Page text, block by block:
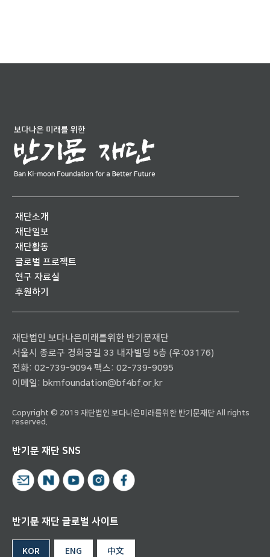
재단소개
재단일보
재단활동
글로벌 프로젝트
연구 자료실
후원하기
재단법인 보다나은미래를위한 반기문재단
서울시 종로구 경희궁길 33 내자빌딩 5층 (우:03176)
전화: 02-739-9094 팩스: 02-739-9095
이메일: bkmfoundation@bf4bf.or.kr
Copyright © 2019 재단법인 보다나은미래를위한 반기문재단 All rights
reserved.
반기문 재단 SNS
반기문 재단 글로벌 사이트
KOR ENG 中文